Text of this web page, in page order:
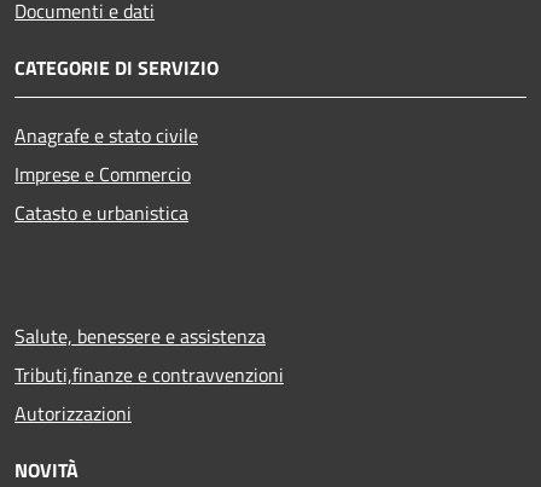
Documenti e dati
CATEGORIE DI SERVIZIO
Anagrafe e stato civile
Imprese e Commercio
Catasto e urbanistica
Salute, benessere e assistenza
Tributi,finanze e contravvenzioni
Autorizzazioni
NOVITÀ